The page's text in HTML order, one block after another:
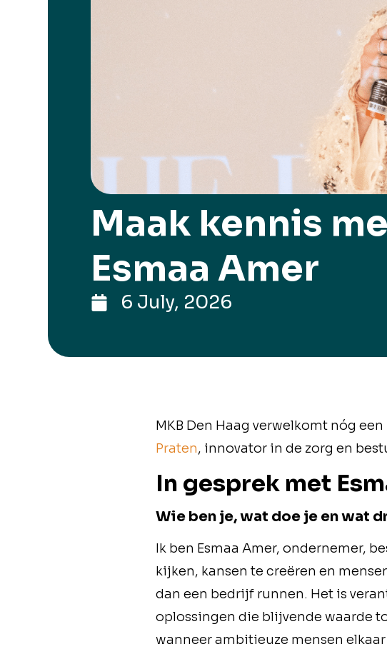
Maak kennis
Esmaa Amer
6 July, 2026
MKB Den Haag verwelkomt nóg
Praten, innovator in de zorg en
In gesprek met
Wie ben je, wat doe je en wat
Ik ben Esmaa Amer, ondernemer,
kijken, kansen te creëren en
dan een bedrijf runnen. Het is
oplossingen die blijvende waarde
wanneer ambitieuze mensen